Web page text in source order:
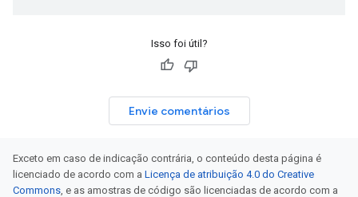
Isso foi útil?
Envie comentários
Exceto em caso de indicação contrária, o conteúdo desta página é
licenciado de acordo com a Licença de atribuição 4.0 do Creative
Commons, e as amostras de código são licenciadas de acordo com a